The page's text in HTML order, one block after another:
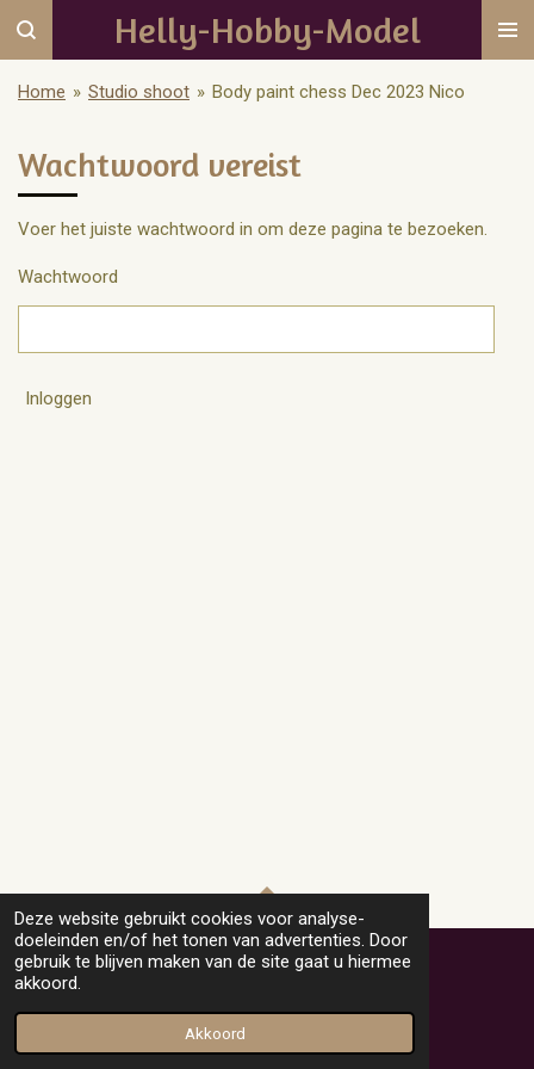
Deze website gebruikt cookies voor analyse-
doeleinden en/of het tonen van advertenties. Door
gebruik te blijven maken van de site gaat u hiermee
akkoord.
Akkoord
Ga
direct
naar
Helly-Hobby-Model
Home » Studio shoot » Body paint chess Dec 2023 Nico
Wachtwoord vereist
Voer het juiste wachtwoord in om deze pagina te bezoeken.
Wachtwoord
Inloggen
TOP